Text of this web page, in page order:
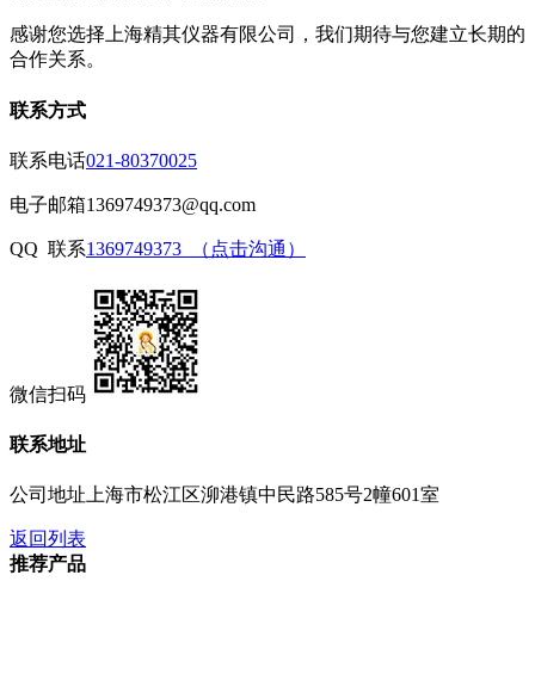
感谢您选择上海精其仪器有限公司，我们期待与您建立长期的
合作关系。
联系方式
联系电话021-80370025
电子邮箱1369749373@qq.com
QQ 联系1369749373 （点击沟通）
微信扫码
联系地址
公司地址上海市松江区泖港镇中民路585号2幢601室
返回列表
推荐产品